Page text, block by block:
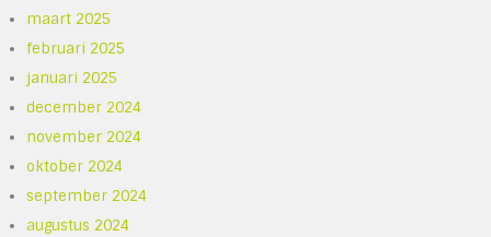
maart 2025
februari 2025
januari 2025
december 2024
november 2024
oktober 2024
september 2024
augustus 2024